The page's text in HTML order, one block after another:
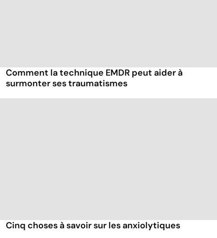
Comment la technique EMDR peut aider à
surmonter ses traumatismes
Cinq choses à savoir sur les anxiolytiques